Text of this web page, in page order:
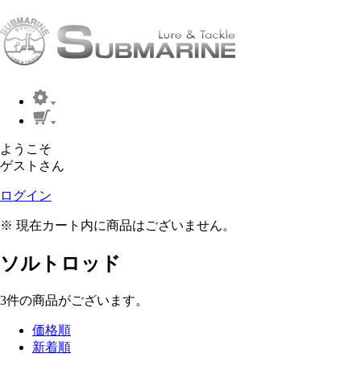
ようこそ
ゲストさん
ログイン
※ 現在カート内に商品はございません。
ソルトロッド
3件の商品がございます。
価格順
新着順